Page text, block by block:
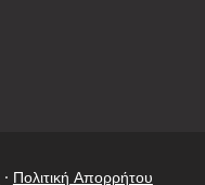
· Πολιτική Απορρήτου